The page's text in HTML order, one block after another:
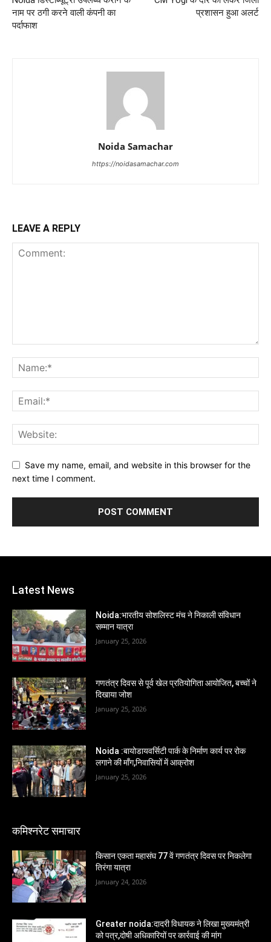
नाम पर ठगी करने वाली कंपनी का
पर्दाफाश
प्रशासन हुआ अलर्ट
Noida Samachar
https://noidasamachar.com
LEAVE A REPLY
Save my name, email, and website in this browser for the
next time I comment.
Latest News
Noida:भारतीय सोशलिस्ट मंच ने निकाली संविधान
सम्मान यात्रा
January 25, 2026
गणतंत्र दिवस से पूर्व खेल प्रतियोगिता आयोजित, बच्चों ने
दिखाया जोश
January 25, 2026
Noida :बायोडायवर्सिटी पार्क के निर्माण कार्य पर रोक
लगाने की माँग,निवासियों में आक्रोश
January 25, 2026
कमिश्नरेट समाचार
किसान एकता महासंघ 77 वें गणतंत्र दिवस पर निकलेगा
तिरंगा यात्रा
January 24, 2026
Greater noida:दादरी विधायक ने लिखा मुख्यमंत्री
को पत्र,दोषी अधिकारियों पर कार्रवाई की मांग